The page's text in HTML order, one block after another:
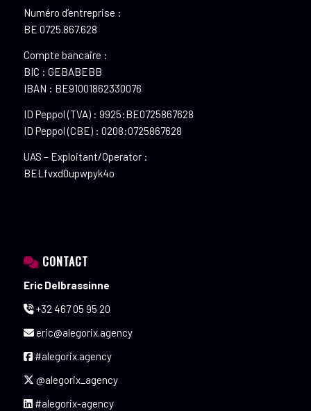
Numéro d’entreprise :
BE 0725.867.628
Compte bancaire :
BIC : GEBABEBB
IBAN : BE91001862330076
ID Peppol (TVA) : 9925:BE0725867628
ID Peppol (CBE) : 0208:0725867628
UAS – Exploitant/Operator :
BELfvxd0upwpyk4o
CONTACT
Eric Delbrassinne
+32 467 05 95 20
eric@alegorix.agency
#alegorix.agency
@alegorix_agency
#alegorix-agency